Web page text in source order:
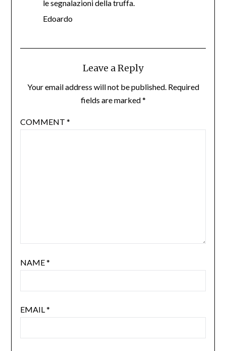
le segnalazioni della truffa.
Edoardo
Leave a Reply
Your email address will not be published. Required
fields are marked*
COMMENT *
NAME*
EMAIL*